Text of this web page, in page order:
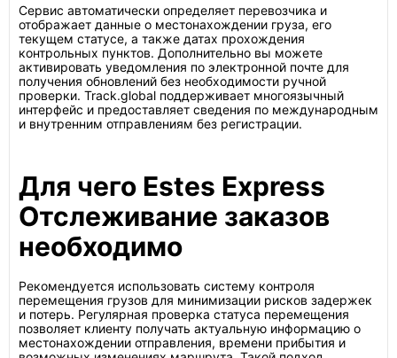
Сервис автоматически определяет перевозчика и
отображает данные о местонахождении груза, его
текущем статусе, а также датах прохождения
контрольных пунктов. Дополнительно вы можете
активировать уведомления по электронной почте для
получения обновлений без необходимости ручной
проверки. Track.global поддерживает многоязычный
интерфейс и предоставляет сведения по международным
и внутренним отправлениям без регистрации.
Для чего Estes Express
Отслеживание заказов
необходимо
Рекомендуется использовать систему контроля
перемещения грузов для минимизации рисков задержек
и потерь. Регулярная проверка статуса перемещения
позволяет клиенту получать актуальную информацию о
местонахождении отправления, времени прибытия и